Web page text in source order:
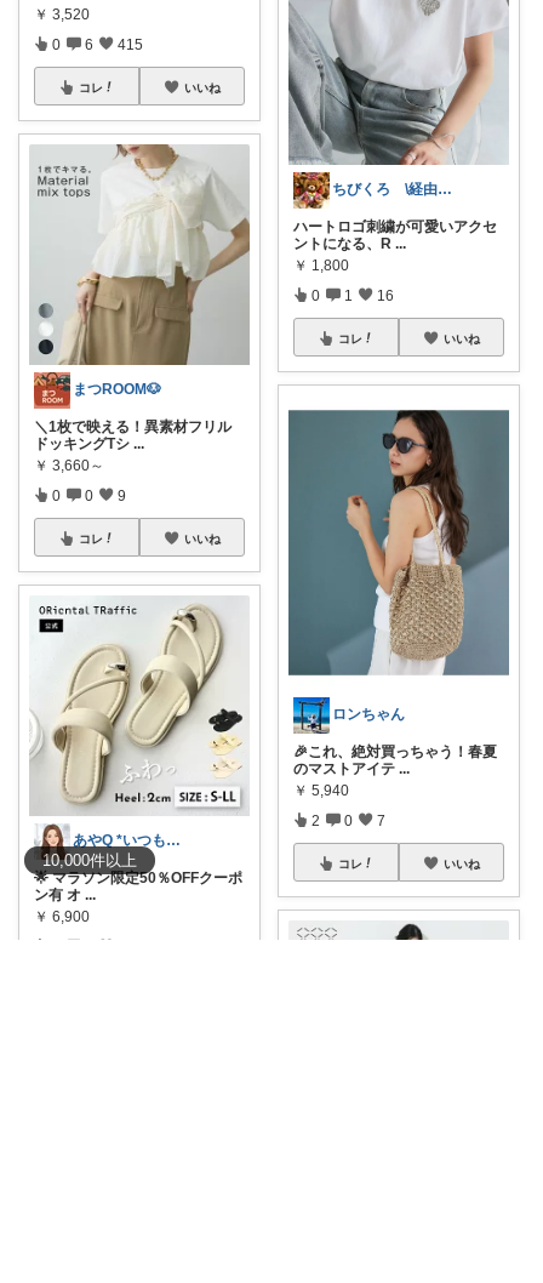
10,000件以上
￥ 3,520
0 6 415
コレ いいね
まつROOM🐶
＼1枚で映える！異素材フリル
ドッキングTシ ...
￥ 3,660～
0 0 9
コレ いいね
あやQ *いつもありがとうございます*
🌟 マラソン限定50％OFFクーポ
ン有 オ ...
￥ 6,900
ちびくろ \経由購入ありがとうござます/
ハートロゴ刺繍が可愛いアクセ
ントになる、R ...
￥ 1,800
0 1 16
コレ いいね
ロンちゃん
🎉これ、絶対買っちゃう！春夏
のマストアイテ ...
￥ 5,940
2 0 7
コレ いいね